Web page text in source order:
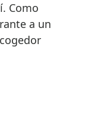
Como
a un